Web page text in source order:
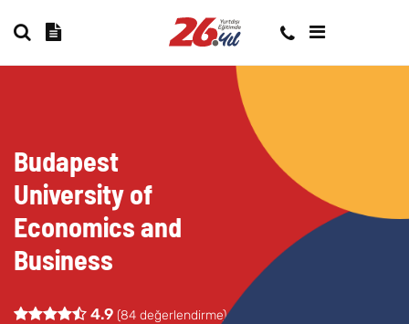
Budapest
University of
Economics and
Business
4.9 (84 değerlendirme)